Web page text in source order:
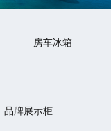
房车冰箱
品牌展示柜